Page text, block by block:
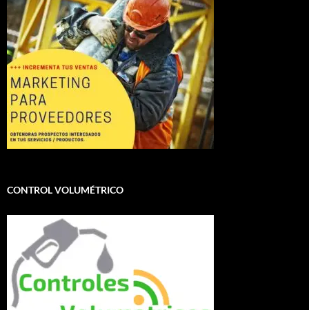
CONTROL VOLUMÉTRICO